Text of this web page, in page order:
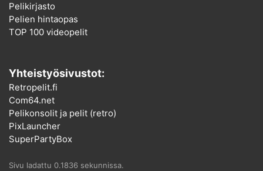
Pelikirjasto
Pelien hintaopas
TOP 100 videopelit
Yhteistyösivustot:
Retropelit.fi
Com64.net
Pelikonsolit ja pelit (retro)
PixLauncher
SuperPartyBox
Sivu ladattu 0.1836 sekunnissa.